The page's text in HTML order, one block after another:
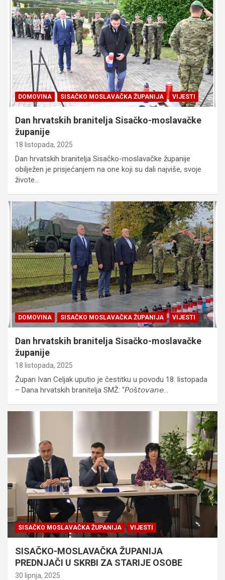
DOMOVINA SISAČKO MOSLAVAČKA ŽUPANIJA VIJESTI
Dan hrvatskih branitelja Sisačko-moslavačke
županije
18 listopada, 2025
Dan hrvatskih branitelja Sisačko-moslavačke županije
obilježen je prisjećanjem na one koji su dali najviše, svoje
živote…
DOMOVINA SISAČKO MOSLAVAČKA ŽUPANIJA VIJESTI
Dan hrvatskih branitelja Sisačko-moslavačke
županije
18 listopada, 2025
Župan Ivan Celjak uputio je čestitku u povodu 18. listopada
– Dana hrvatskih branitelja SMŽ: “𝘗𝘰š𝘵𝘰𝘷𝘢𝘯𝘦…
SISAČKO MOSLAVAČKA ŽUPANIJA VIJESTI
SISAČKO-MOSLAVAČKA ŽUPANIJA
PREDNJAČI U SKRBI ZA STARIJE OSOBE
30 lipnja, 2025